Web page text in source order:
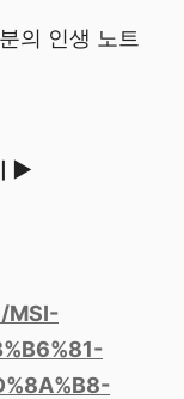
의 인생 노트
▶
MSI-